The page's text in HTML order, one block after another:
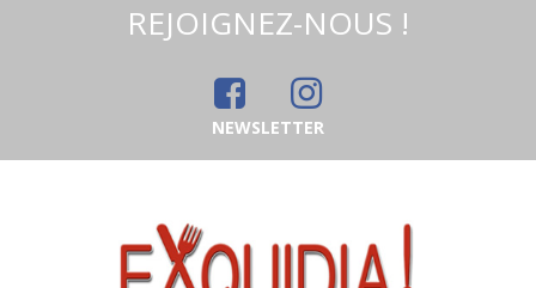
REJOIGNEZ-NOUS !
NEWSLETTER